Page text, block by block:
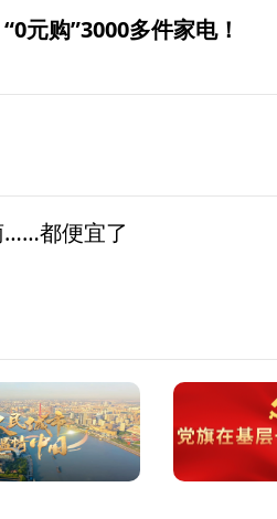
元购”3000多件家电！
……都便宜了